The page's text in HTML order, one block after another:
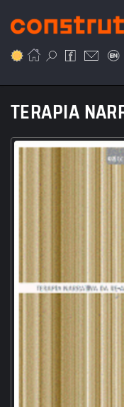
para
conteúdo
TERAPIA